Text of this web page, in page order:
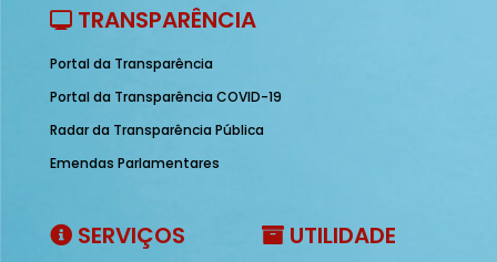
TRANSPARÊNCIA
Portal da Transparência
Portal da Transparência COVID-19
Radar da Transparência Pública
Emendas Parlamentares
SERVIÇOS UTILIDADE